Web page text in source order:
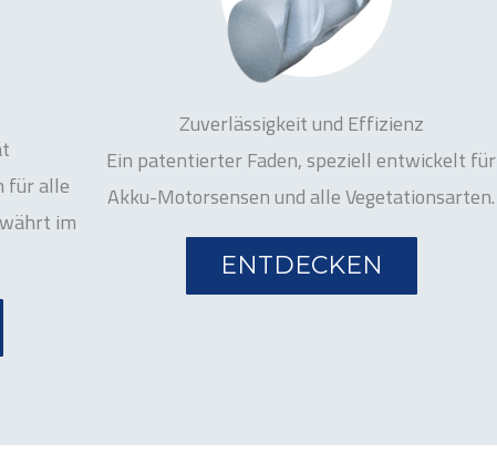
für alle
im
Zuverlässigkeit und Effizienz
Ein patentierter Faden, speziell entwickelt für
Akku-Motorsensen und alle Vegetationsarten.
ENTDECKEN